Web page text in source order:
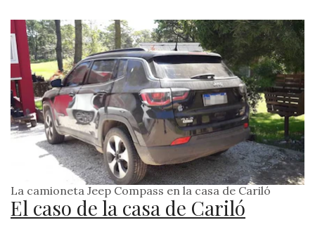
La camioneta Jeep Compass en la casa de Cariló
El caso de la casa de Cariló